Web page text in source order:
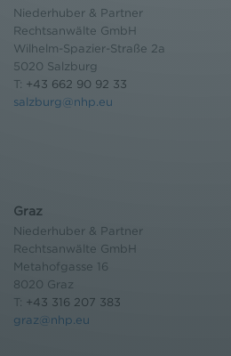
Niederhuber & Partner
Rechtsanwälte GmbH
Wilhelm-Spazier-Straße 2a
5020 Salzburg
T: +43 662 90 92 33
salzburg@nhp.eu
Graz
Niederhuber & Partner
Rechtsanwälte GmbH
Metahofgasse 16
8020 Graz
T: +43 316 207 383
graz@nhp.eu